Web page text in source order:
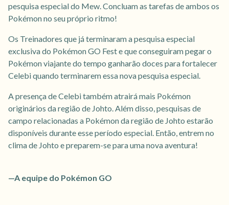
pesquisa especial do Mew. Concluam as tarefas de ambos os
Pokémon no seu próprio ritmo!
Os Treinadores que já terminaram a pesquisa especial
exclusiva do Pokémon GO Fest e que conseguiram pegar o
Pokémon viajante do tempo ganharão doces para fortalecer
Celebi quando terminarem essa nova pesquisa especial.
A presença de Celebi também atrairá mais Pokémon
originários da região de Johto. Além disso, pesquisas de
campo relacionadas a Pokémon da região de Johto estarão
disponíveis durante esse período especial. Então, entrem no
clima de Johto e preparem-se para uma nova aventura!
—A equipe do Pokémon GO